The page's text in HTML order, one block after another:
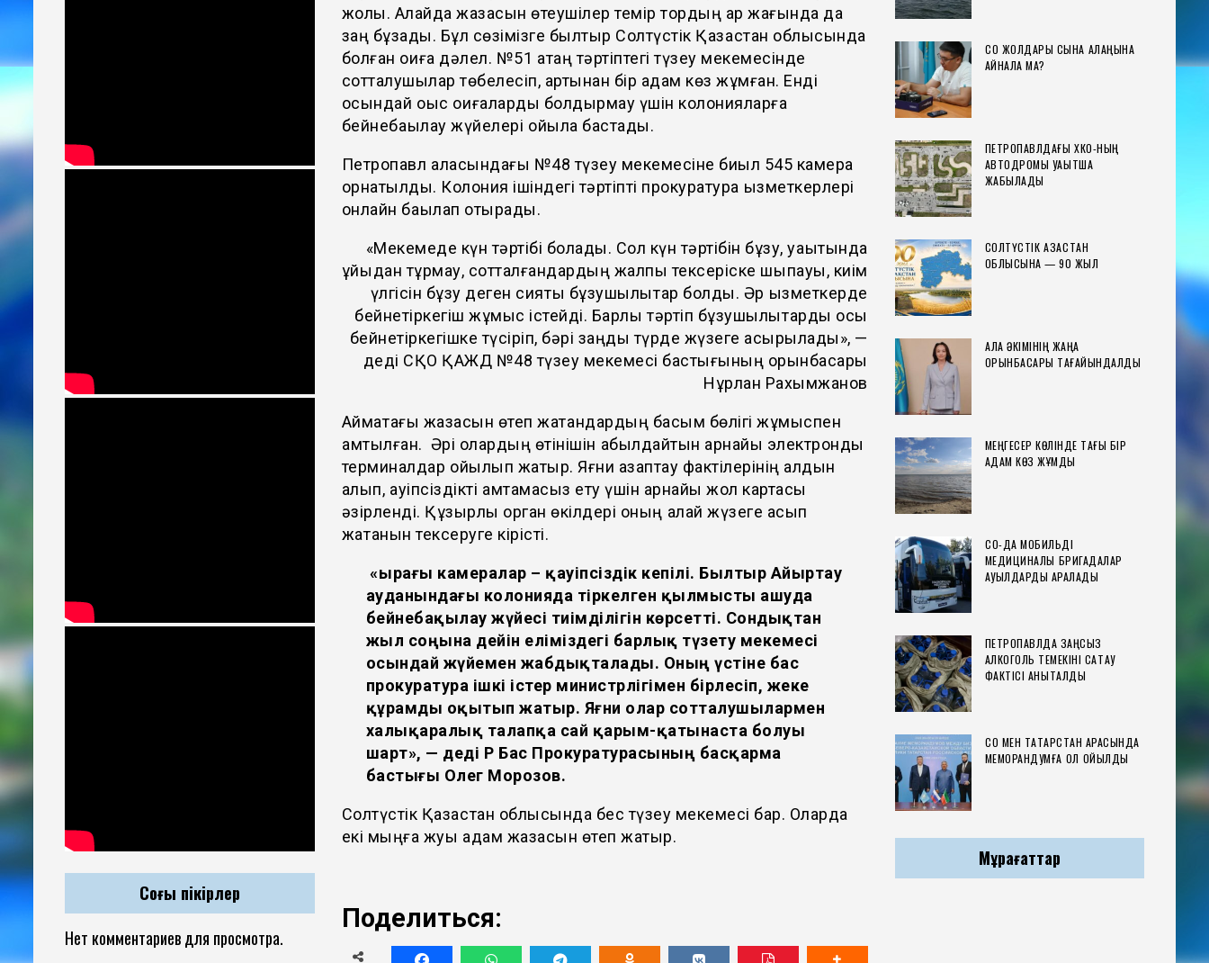
жолы. Алайда жазасын өтеушілер темір тордың ар жағында да
заң бұзады. Бұл сөзімізге былтыр Солтүстік Қазақстан облысында
болған оқиға дәлел. №51 қатаң тәртіптегі түзеу мекемесінде
сотталушылар төбелесіп, артынан бір адам көз жұмған. Енді
осындай оқыс оқиғаларды болдырмау үшін колонияларға
бейнебақылау жүйелері қойыла бастады.
Петропавл қаласындағы №48 түзеу мекемесіне биыл 545 камера
орнатылды. Колония ішіндегі тәртіпті прокуратура қызметкерлері
онлайн бақылап отырады.
«Мекемеде күн тәртібі болады. Сол күн тәртібін бұзу, уақытында
ұйқыдан тұрмау, сотталғандардың жалпы тексеріске шықпауы, киім
үлгісін бұзу деген сияқты бұзушылықтар болды. Әр қызметкерде
бейнетіркегіш жұмыс істейді. Барлық тәртіп бұзушылықтарды осы
бейнетіркегішке түсіріп, бәрі заңды түрде жүзеге асырылады», —
деді СҚО ҚАЖД №48 түзеу мекемесі бастығының орынбасары
Нұрлан Рахымжанов
Аймақтағы жазасын өтеп жатқандардың басым бөлігі жұмыспен
қамтылған. Әрі олардың өтінішін қабылдайтын арнайы электронды
терминалдар қойылып жатыр. Яғни азаптау фактілерінің алдын
алып, қауіпсіздікті қамтамасыз ету үшін арнайы жол картасы
әзірленді. Құзырлы орган өкілдері оның қалай жүзеге асып
жатқанын тексеруге кірісті.
«Қырағы камералар – қауіпсіздік кепілі. Былтыр Айыртау
ауданындағы колонияда тіркелген қылмысты ашуда
бейнебақылау жүйесі тиімділігін көрсетті. Сондықтан
жыл соңына дейін еліміздегі барлық түзету мекемесі
осындай жүйемен жабдықталады. Оның үстіне бас
прокуратура ішкі істер министрлігімен бірлесіп, жеке
құрамды оқытып жатыр. Яғни олар сотталушылармен
халықаралық талапқа сай қарым-қатынаста болуы
шарт», — деді ҚР Бас Прокуратурасының басқарма
бастығы Олег Морозов.
Солтүстік Қазақстан облысында бес түзеу мекемесі бар. Оларда
екі мыңға жуық адам жазасын өтеп жатыр.
Поделиться:
Соңғы пікірлер
Нет комментариев для просмотра.
СҚО ЖОЛДАРЫ СЫНАҚ АЛАҢЫНА
АЙНАЛА МА?
ПЕТРОПАВЛДАҒЫ ХҚКО-НЫҢ
АВТОДРОМЫ УАҚЫТША
ЖАБЫЛАДЫ
СОЛТҮСТІК ҚАЗАҚСТАН
ОБЛЫСЫНА — 90 ЖЫЛ
ҚАЛА ӘКІМІНІҢ ЖАҢА
ОРЫНБАСАРЫ ТАҒАЙЫНДАЛДЫ
МЕҢГЕСЕР КӨЛІНДЕ ТАҒЫ БІР
АДАМ КӨЗ ЖҰМДЫ
СҚО-ДА МОБИЛЬДІ
МЕДИЦИНАЛЫҚ БРИГАДАЛАР
АУЫЛДАРДЫ АРАЛАДЫ
ПЕТРОПАВЛДА ЗАҢСЫЗ
АЛКОГОЛЬ ТЕМЕКІНІ САҚТАУ
ФАКТІСІ АНЫҚТАЛДЫ
СҚО МЕН ТАТАРСТАН АРАСЫНДА
МЕМОРАНДУМҒА ҚОЛ ҚОЙЫЛДЫ
Мұрағаттар